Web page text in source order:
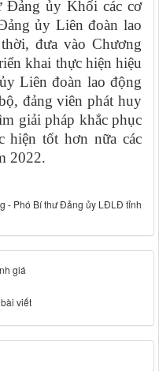
Đảng ủy Khối các cơ
ủy Liên đoàn lao
đưa vào Chương
khai thực hiện hiệu
Liên đoàn lao động
đảng viên phát huy
giải pháp khắc phục
hiện tốt hơn nữa các
2022.
- Phó Bí thư Đảng ủy LĐLĐ tỉnh
giá
viết